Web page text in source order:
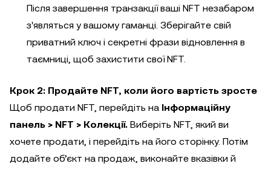
Після завершення транзакції ваші NFT незабаром
з'являться у вашому гаманці. Зберігайте свій
приватний ключ і секретні фрази відновлення в
таємниці, щоб захистити свої NFT.
Крок 2: Продайте NFT, коли його вартість зросте
Щоб продати NFT, перейдіть на Інформаційну
панель > NFT > Колекції. Виберіть NFT, який ви
хочете продати, і перейдіть на його сторінку. Потім
додайте об’єкт на продаж, виконайте вказівки й